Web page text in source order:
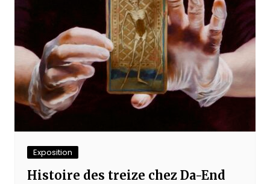
Exposition
Histoire des treize chez Da-End